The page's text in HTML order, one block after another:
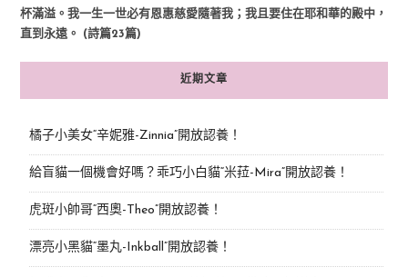
杯滿溢。我一生一世必有恩惠慈愛隨著我；我且要住在耶和華的殿中，
直到永遠。 (詩篇23篇)
近期文章
橘子小美女“辛妮雅-Zinnia”開放認養！
給盲貓一個機會好嗎？乖巧小白貓“米菈-Mira”開放認養！
虎斑小帥哥“西奧-Theo”開放認養！
漂亮小黑貓“墨丸-Inkball”開放認養！